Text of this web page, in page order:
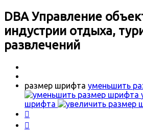
DBA Управление
индустрии отдыха,
развлечений
размер шрифта уменьшить
шрифта

